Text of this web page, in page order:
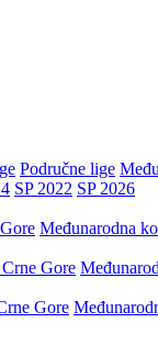
Područne lige
SP 2022 SP 2026
Međunarodna
Gore
Gore